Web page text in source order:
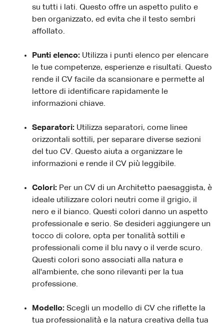
su tutti i lati. Questo offre un aspetto pulito e
ben organizzato, ed evita che il testo sembri
affollato.
Punti elenco: Utilizza i punti elenco per elencare
le tue competenze, esperienze e risultati. Questo
rende il CV facile da scansionare e permette al
lettore di identificare rapidamente le
informazioni chiave.
Separatori: Utilizza separatori, come linee
orizzontali sottili, per separare diverse sezioni
del tuo CV. Questo aiuta a organizzare le
informazioni e rende il CV più leggibile.
Colori: Per un CV di un Architetto paesaggista, è
ideale utilizzare colori neutri come il grigio, il
nero e il bianco. Questi colori danno un aspetto
professionale e serio. Se desideri aggiungere un
tocco di colore, opta per tonalità sottili e
professionali come il blu navy o il verde scuro.
Questi colori sono associati alla natura e
all'ambiente, che sono rilevanti per la tua
professione.
Modello: Scegli un modello di CV che riflette la
tua professionalità e la natura creativa della tua